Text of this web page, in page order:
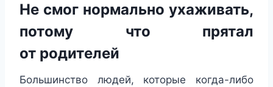
Не смог нормально ухаживать,
потому что прятал
от родителей
Большинство людей, которые когда-либо